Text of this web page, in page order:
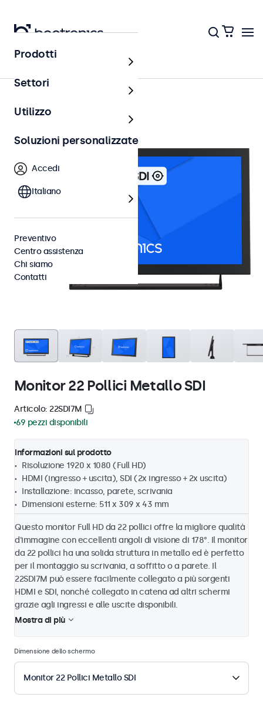
Monitor 22 Pollici Metallo SDI
Articolo: 22SDI7M
69 pezzi disponibili
Informazioni sul prodotto
Risoluzione 1920 x 1080 (Full HD)
HDMI (ingresso + uscita), SDI (2x ingresso + 2x uscita)
Installazione: incasso, parete, scrivania
Dimensioni esterne: 511 x 309 x 43 mm
Questo monitor Full HD da 22 pollici offre la migliore qualità
d'immagine con eccellenti angoli di visione di 178°. Il monitor
da 22 pollici ha una solida struttura in metallo ed è perfetto
per il montaggio su scrivania, a soffitto o a parete. Il
22SDI7M può essere facilmente collegato a più sorgenti
HDMI e SDI, nonché collegato in catena ad altri schermi
grazie agli ingressi e alle uscite disponibili.
Mostra di più
Dimensione dello schermo
Monitor 22 Pollici Metallo SDI
Prodotti
Settori
Utilizzo
Soluzioni personalizzate
Accedi
Italiano
Preventivo
Centro assistenza
Chi siamo
Contatti